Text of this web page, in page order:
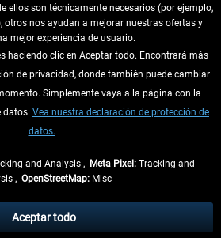
si no se describe lo contrario
de Alemania. Los plazos de envío para los
ellos son técnicamente necesarios (por ejemplo,
otros nos ayudan a mejorar nuestras ofertas y
mejor experiencia de usuario.
haciendo clic en Aceptar todo. Encontrará más
de privacidad, donde también puede cambiar
Simplemente vaya a la página con la
datos. Vea nuestra declaración de protección de
datos.
and Analysis , Meta Pixel: Tracking and
, OpenStreetMap:Misc
Aceptar todo